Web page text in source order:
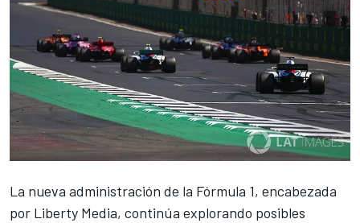
La nueva administración de la Fórmula 1, encabezada
por Liberty Media, continúa explorando posibles